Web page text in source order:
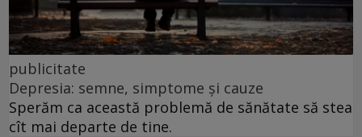
publicitate
Depresia: semne, simptome și cauze
Sperăm ca această problemă de sănătate să stea
cît mai departe de tine.